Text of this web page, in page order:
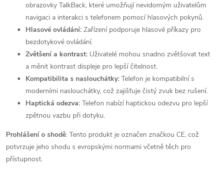
obrazovky TalkBack, které umožňují nevidomým uživatelům
navigaci a interakci s telefonem pomocí hlasových pokynů.
Hlasové ovládání: Zařízení podporuje hlasové příkazy pro
bezdotykové ovládání.
Zvětšení a kontrast: Uživatelé mohou snadno zvětšovat text
a měnit kontrast displeje pro lepší čitelnost.
Kompatibilita s naslouchátky: Telefon je kompatibilní s
moderními naslouchátky, což zajišťuje čistý zvuk bez rušení.
Haptická odezva: Telefon nabízí haptickou odezvu pro lepší
zpětnou vazbu při dotyku.
Prohlášení o shodě: Tento produkt je označen značkou CE, což
potvrzuje jeho shodu s evropskými normami včetně těch pro
přístupnost.